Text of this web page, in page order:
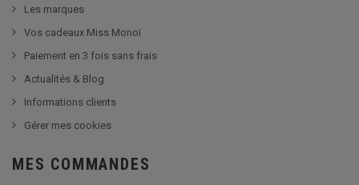
Les marques
Vos cadeaux Miss Monoï
Paiement en 3 fois sans frais
Actualités & Blog
Informations clients
Gérer mes cookies
MES COMMANDES